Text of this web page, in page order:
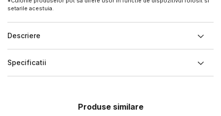
setarile acestuia.
Descriere
Specificatii
Produse similare